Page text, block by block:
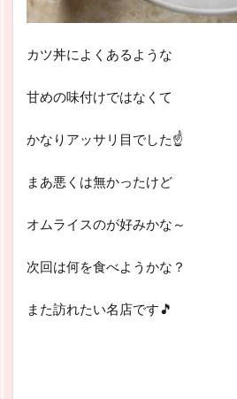
カツ丼によくあるような
甘めの味付けではなくて
かなりアッサリ目でした☝
まあ悪くは無かったけど
オムライスのが好みかな～
次回は何を食べようかな？
また訪れたい名店です🎵